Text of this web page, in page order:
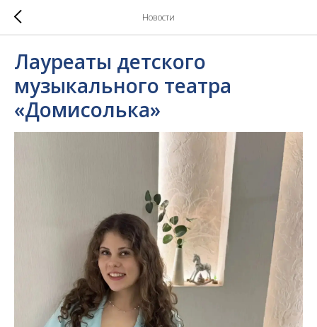
Новости
Лауреаты детского
музыкального театра
«Домисолька»